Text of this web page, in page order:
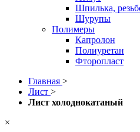
Шпилька,
Шурупы
Полимеры
Капролон
Полиуретан
Фторопласт
Главная >
Лист >
Лист холоднокатаный
×